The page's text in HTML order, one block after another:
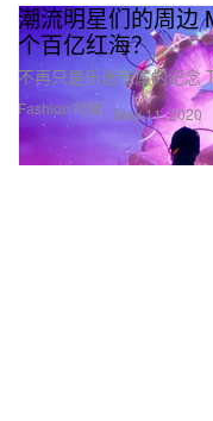
Fashion 时装
潮流明星们的周边
个百亿红海？
不再只是乐迷专属的纪念
May 11, 2020